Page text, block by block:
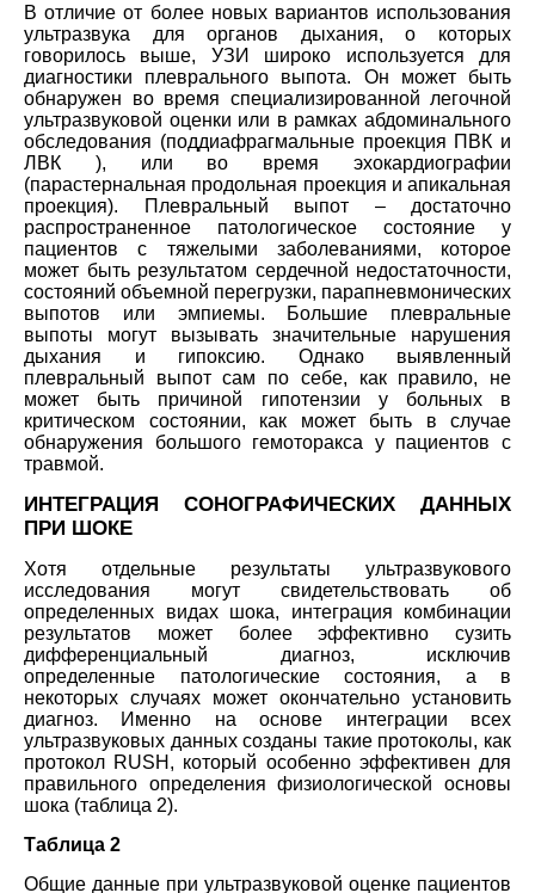
В отличие от более новых вариантов использования
ультразвука для органов дыхания, о которых
говорилось выше, УЗИ широко используется для
диагностики плеврального выпота. Он может быть
обнаружен во время специализированной легочной
ультразвуковой оценки или в рамках абдоминального
обследования (поддиафрагмальные проекция ПВК и
ЛВК ), или во время эхокардиографии
(парастернальная продольная проекция и апикальная
проекция). Плевральный выпот – достаточно
распространенное патологическое состояние у
пациентов с тяжелыми заболеваниями, которое
может быть результатом сердечной недостаточности,
состояний объемной перегрузки, парапневмонических
выпотов или эмпиемы. Большие плевральные
выпоты могут вызывать значительные нарушения
дыхания и гипоксию. Однако выявленный
плевральный выпот сам по себе, как правило, не
может быть причиной гипотензии у больных в
критическом состоянии, как может быть в случае
обнаружения большого гемоторакса у пациентов с
травмой.
ИНТЕГРАЦИЯ СОНОГРАФИЧЕСКИХ ДАННЫХ
ПРИ ШОКЕ
Хотя отдельные результаты ультразвукового
исследования могут свидетельствовать об
определенных видах шока, интеграция комбинации
результатов может более эффективно сузить
дифференциальный диагноз, исключив
определенные патологические состояния, а в
некоторых случаях может окончательно установить
диагноз. Именно на основе интеграции всех
ультразвуковых данных созданы такие протоколы, как
протокол RUSH, который особенно эффективен для
правильного определения физиологической основы
шока (таблица 2).
Таблица 2
Общие данные при ультразвуковой оценке пациентов